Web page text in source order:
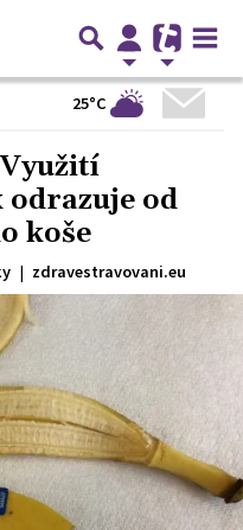
25°C
odrazuje od
koše
| zdravestravovani.eu